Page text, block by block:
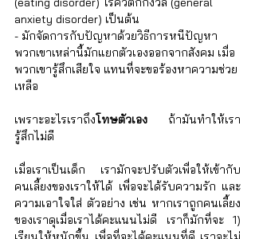
anxiety disorder) เป็นต้น
- มักจัดการกับปัญหาด้วยวิธีการหนีปัญหา
พวกเขาเหล่านี้มักแยกตัวเองออกจากสังคม เมื่อ
พวกเขารู้สึกเสียใจ แทนที่จะขอร้องหาความช่วย
เหลือ
เพราะอะไรเราถึงโทษตัวเอง ถ้ามันทำให้เรา
รู้สึกไม่ดี
เมื่อเราเป็นเด็ก เรามักจะปรับตัวเพื่อให้เข้ากับ
คนเลี้ยงของเราให้ได้ เพื่อจะได้รับความรัก และ
ความเอาใจใส่ ตัวอย่าง เช่น หากเราถูกคนเลี้ยง
ของเราดุเมื่อเราได้คะแนนไม่ดี เราก็มักที่จะ 1)